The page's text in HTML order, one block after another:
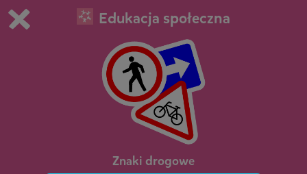
Grasz w wersję demonstracyjną Squli
Kup teraz!
0 1
Edukacja społeczna
Znaki drogowe